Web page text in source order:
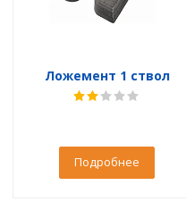
Ложемент 1 ствол
Подробнее